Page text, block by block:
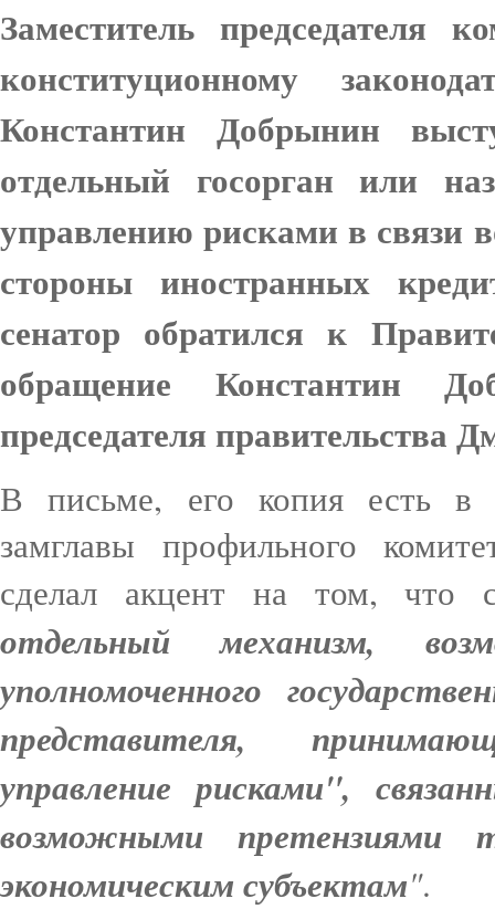
Заместитель председателя
конституционному
Константин Добрынин
отдельный госорган или
управлению рисками в связи
стороны иностранных
сенатор обратился к
обращение Константин
председателя правительства
В письме, его копия есть в
замглавы профильного
сделал акцент на том, что
отдельный механизм,
уполномоченного
представителя,
управление рисками",
возможными
экономическим субъектам".